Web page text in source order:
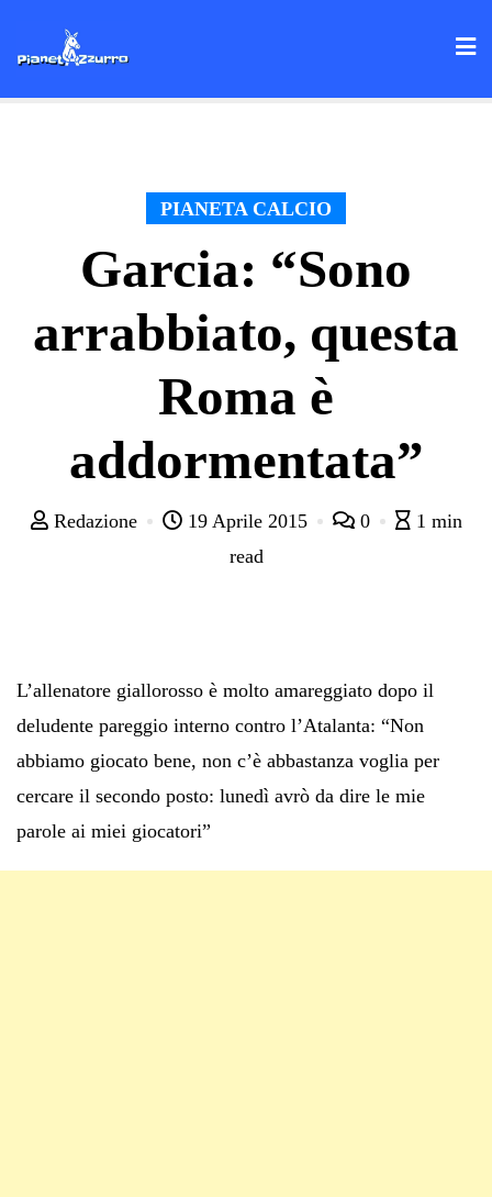
PIANETA CALCIO
Garcia: “Sono
arrabbiato, questa
Roma è
addormentata”
Redazione 19 Aprile 2015 0
1 min
read
L’allenatore giallorosso è molto amareggiato dopo il
deludente pareggio interno contro l’Atalanta: “Non
abbiamo giocato bene, non c’è abbastanza voglia per
cercare il secondo posto: lunedì avrò da dire le mie
parole ai miei giocatori”